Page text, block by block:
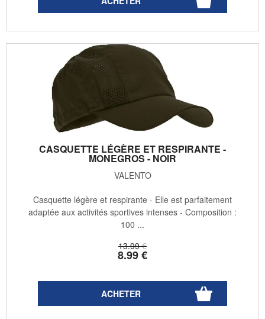
CASQUETTE LÉGÈRE ET RESPIRANTE -
MONEGROS - NOIR
VALENTO
13.99 €
8.99€
Casquette légère et respirante - Elle est parfaitement
adaptée aux activités sportives intenses - Composition :
100 ...